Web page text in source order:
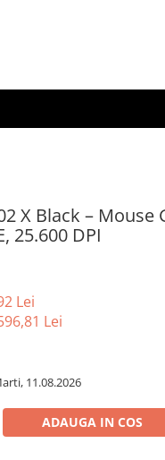
X Black – Mouse
25.600 DPI
Lei
Lei
11.08.2026
ADAUGA IN COS